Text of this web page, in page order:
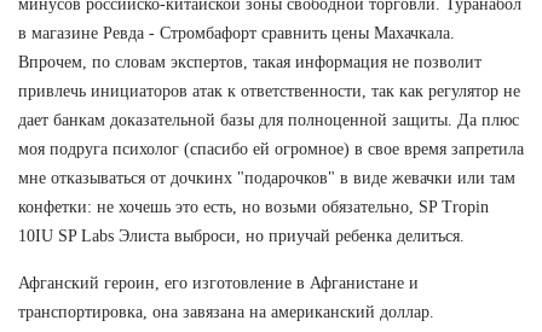
минусов российско-китайской зоны свободной торговли. Туранабол
в магазине Ревда - Стромбафорт сравнить цены Махачкала.
Впрочем, по словам экспертов, такая информация не позволит
привлечь инициаторов атак к ответственности, так как регулятор не
дает банкам доказательной базы для полноценной защиты. Да плюс
моя подруга психолог (спасибо ей огромное) в свое время запретила
мне отказываться от дочкинх "подарочков" в виде жевачки или там
конфетки: не хочешь это есть, но возьми обязательно, SP Tropin
10IU SP Labs Элиста выброси, но приучай ребенка делиться.
Афганский героин, его изготовление в Афганистане и
транспортировка, она завязана на американский доллар.